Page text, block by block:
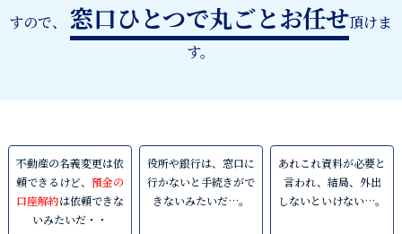
すので、
窓口ひとつで丸ごとお任せ頂けま
す。
不動産の名義変更は依
頼できるけど、 預金の
口座解約は依頼できな
いみたいだ・・
役所や銀行は、窓口に
行かないと手続きがで
きないみたいだ…。
あれこれ資料が必要と
言われ、結局、外出
しないといけない…。